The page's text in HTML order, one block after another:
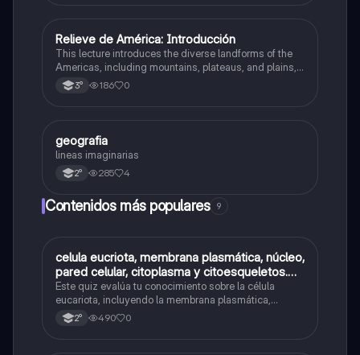
Geografía
Relieve de América: Introducción
This lecture introduces the diverse landforms of the
Americas, including mountains, plateaus, and plains,
and their impact on geography, hydrography, and
population distribution.
3° 186 0
Geografía
geografia
lineas imaginarias
2° 285 4
Contenidos más populares 9
CBiología
celula eucriota, membrana plasmática, núcleo,
pared celular, citoplasma y citoesqueletos.
nombre se las partes de la celula eucariota
Este quiz evalúa tu conocimiento sobre la célula
eucariota, incluyendo la membrana plasmática,
núcleo, pared celular, citoplasma y citoesqueleto.
2° 490 0